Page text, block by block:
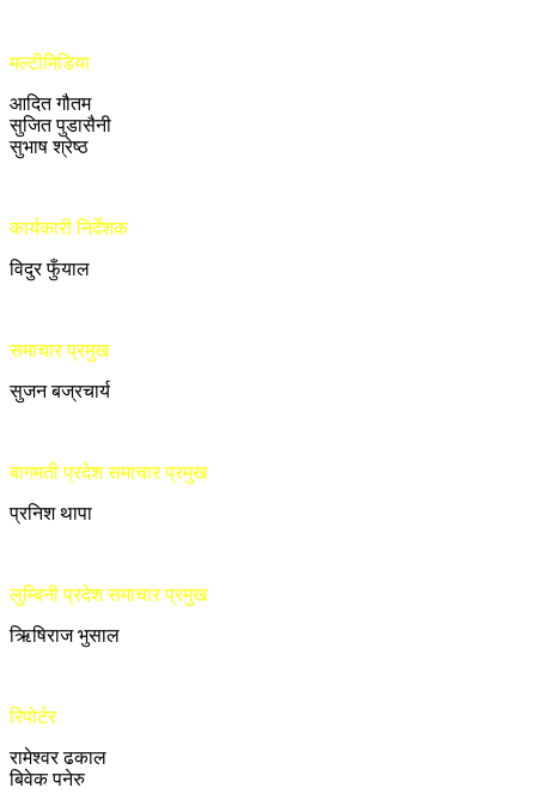
मल्टीमिडिया
आदित गौतम
सुजित पुडासैनी
सुभाष श्रेष्ठ
कार्यकारी निर्देशक
विदुर फुँयाल
समाचार प्रमुख
सुजन बज्रचार्य
बागमती प्रदेश समाचार प्रमुख
प्रनिश थापा
लुम्बिनी प्रदेश समाचार प्रमुख
ऋिषिराज भुसाल
रिपोर्टर
रामेश्वर ढकाल
बिवेक पनेरु